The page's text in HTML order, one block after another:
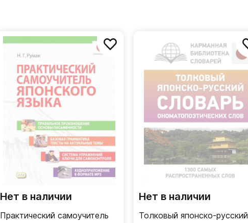
Нет в наличии
Практический самоучитель
Нет в наличии
Толковый японско-русский